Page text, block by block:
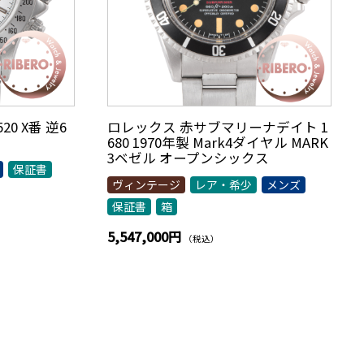
X番 逆6
保証書
ロレックス 赤サブマリーナデイト 1
680 1970年製 Mark4ダイヤル MARK
3ベゼル オープンシックス
ヴィンテージ レア・希少
メンズ
保証書
箱
5,547,000円 （税込）